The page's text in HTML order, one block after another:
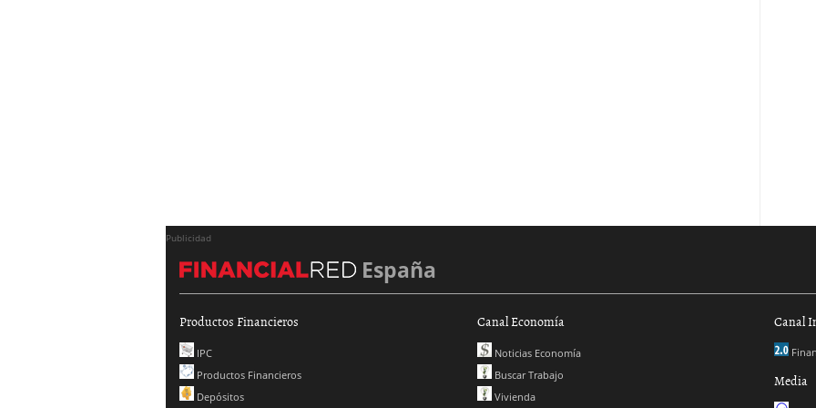
Publicidad
España
Productos Financieros
IPC
Productos Financieros
Depósitos
Canal Economía
Noticias Economía
Buscar Trabajo
Vivienda
Canal
Media